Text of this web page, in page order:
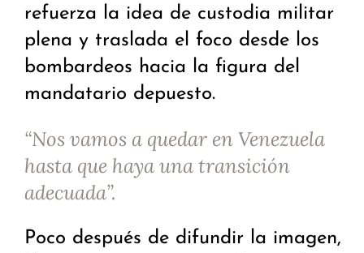
refuerza la idea de custodia militar
plena y traslada el foco desde los
bombardeos hacia la figura del
mandatario depuesto.
“Nos vamos a quedar en Venezuela
hasta que haya una transición
adecuada”.
Poco después de difundir la imagen,